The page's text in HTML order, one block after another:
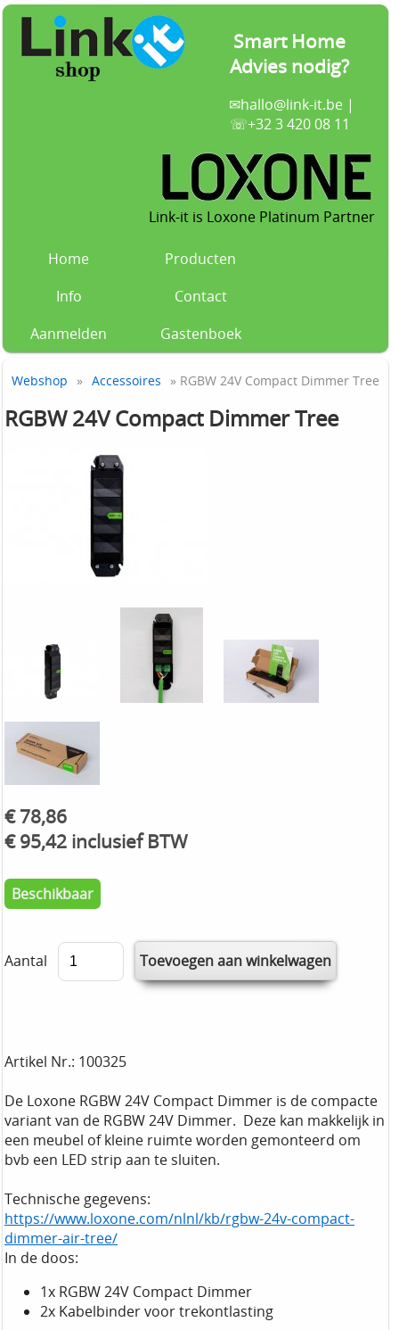
Smart Home
Advies nodig?
✉hallo@link-it.be|
☏+32 3 420 08 11
Link-it is Loxone Platinum Partner
Home
Producten
Info
Contact
Aanmelden
Gastenboek
Webshop » Accessoires » RGBW 24V Compact Dimmer Tree
RGBW 24V Compact Dimmer Tree
€ 78,86
€ 95,42 inclusief BTW
Beschikbaar
Aantal
Artikel Nr.: 100325
De Loxone RGBW 24V Compact Dimmer is de compacte
variant van de RGBW 24V Dimmer. Deze kan makkelijk in
een meubel of kleine ruimte worden gemonteerd om
bvb een LED strip aan te sluiten.
Technische gegevens:
https://www.loxone.com/nlnl/kb/rgbw-24v-compact-
dimmer-air-tree/
In de doos:
1x RGBW 24V Compact Dimmer
2x Kabelbinder voor trekontlasting